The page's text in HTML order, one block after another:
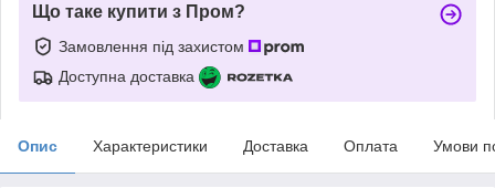
Що таке купити з Пром?
Замовлення під захистом
Доступна доставка
Опис Характеристики Доставка Оплата Умови